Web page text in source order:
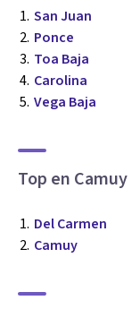
San Juan
Ponce
Toa Baja
Carolina
Vega Baja
Top en Camuy
Del Carmen
Camuy